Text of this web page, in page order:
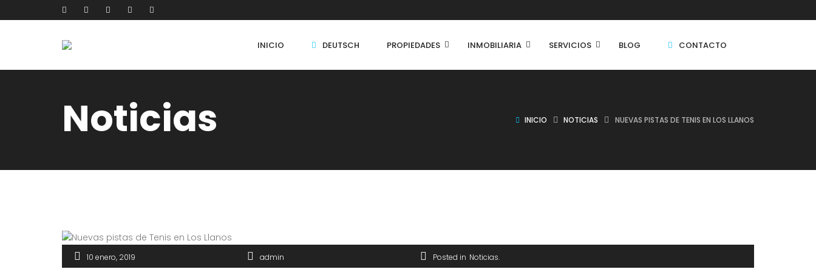
INICIO DEUTSCH PROPIEDADES INMOBILIARIA SERVICIOS BLOG CONTACTO
Noticias INICIO NOTICIAS NUEVAS PISTAS DE TENIS EN LOS LLANOS
10 enero, 2019 admin Posted in Noticias